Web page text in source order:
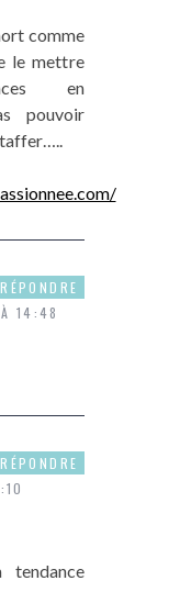
comme
le mettre
en
pouvoir
14:48
RÉPONDRE
RÉPONDRE